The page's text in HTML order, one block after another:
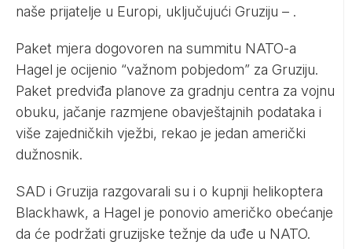
naše prijatelje u Europi, uključujući Gruziju – .
Paket mjera dogovoren na summitu NATO-a
Hagel je ocijenio “važnom pobjedom” za Gruziju.
Paket predviđa planove za gradnju centra za vojnu
obuku, jačanje razmjene obavještajnih podataka i
više zajedničkih vježbi, rekao je jedan američki
dužnosnik.
SAD i Gruzija razgovarali su i o kupnji helikoptera
Blackhawk, a Hagel je ponovio američko obećanje
da će podržati gruzijske težnje da uđe u NATO.